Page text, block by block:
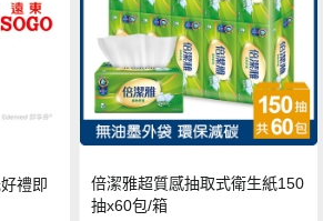
禮即
倍潔雅超質感抽取式衛生紙150
抽x60包/箱